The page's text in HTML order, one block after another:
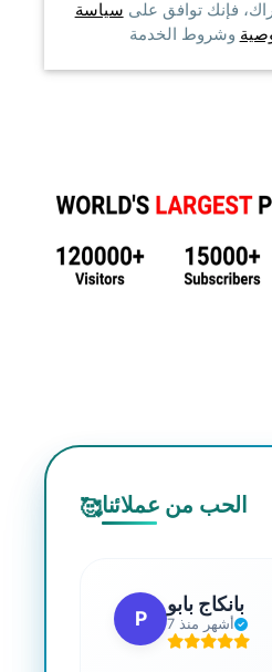
فإنك توافق على سياسة
🥰الحب من عملائنا
P
بانكاج بابو
7 أشهر منذ